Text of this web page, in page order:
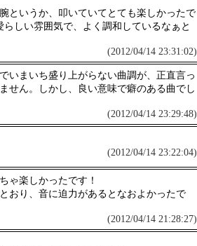
というか、叩いていてとても楽しかったで
らしい雰囲気で、よく調和しているなぁと
(2012/04/14 23:31:02)
いまいち盛り上がらない曲調が、正直言っ
せん。しかし、良い意味で癖のある曲でし
(2012/04/14 23:29:48)
(2012/04/14 23:22:04)
ゃ楽しかったです！
おり、音に迫力があるとなおよかったで
(2012/04/14 21:28:27)